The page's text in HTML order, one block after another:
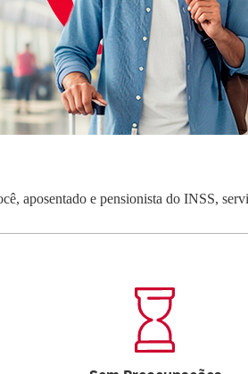
Dívidas
aposentado e pensionista do INSS,